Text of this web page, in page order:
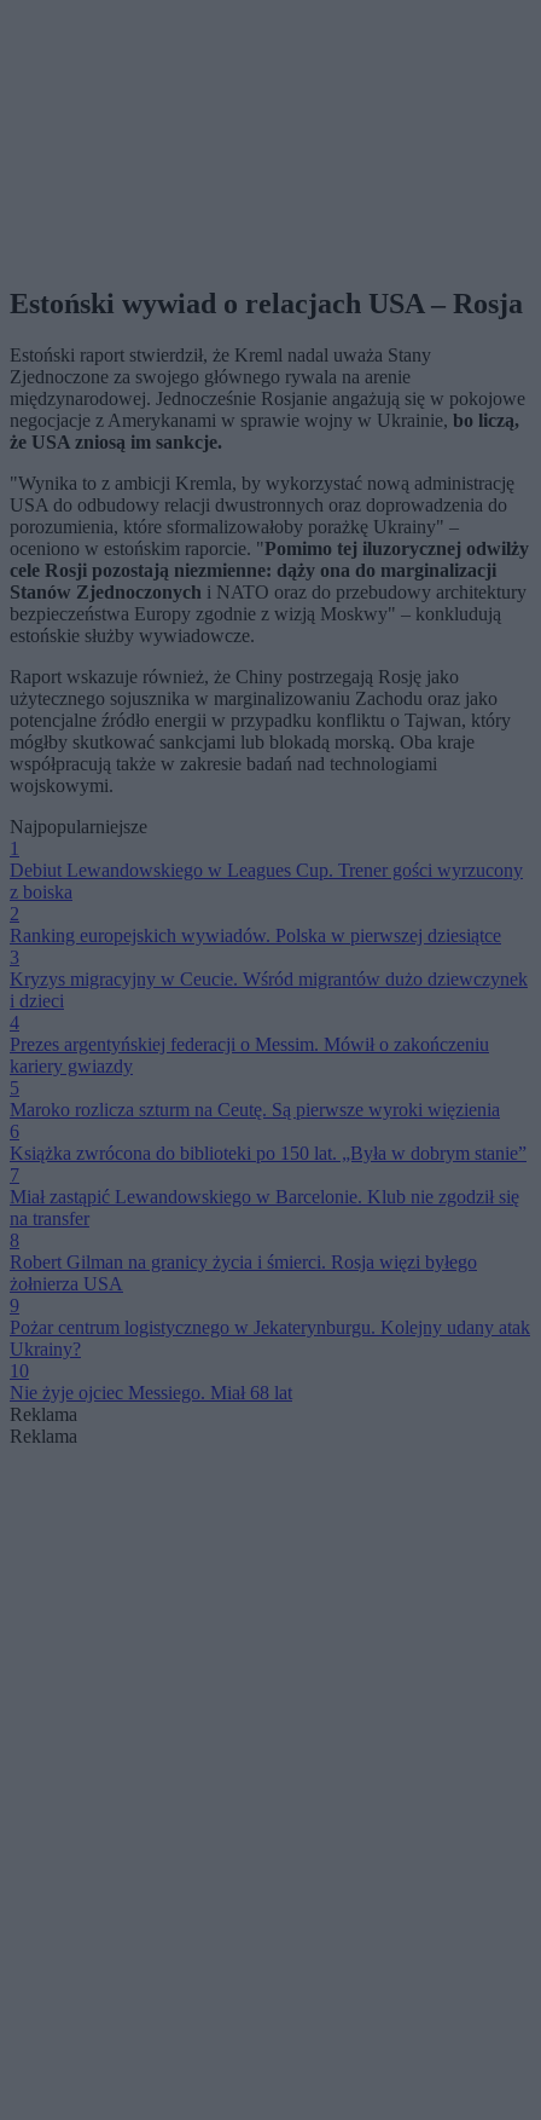
Estoński wywiad o relacjach USA – Rosja
Estoński raport stwierdził, że Kreml nadal uważa Stany
Zjednoczone za swojego głównego rywala na arenie
międzynarodowej. Jednocześnie Rosjanie angażują się w pokojowe
negocjacje z Amerykanami w sprawie wojny w Ukrainie, bo liczą,
że USA zniosą im sankcje.
"Wynika to z ambicji Kremla, by wykorzystać nową administrację
USA do odbudowy relacji dwustronnych oraz doprowadzenia do
porozumienia, które sformalizowałoby porażkę Ukrainy" –
oceniono w estońskim raporcie. "Pomimo tej iluzorycznej odwilży
cele Rosji pozostają niezmienne: dąży ona do marginalizacji
Stanów Zjednoczonych i NATO oraz do przebudowy architektury
bezpieczeństwa Europy zgodnie z wizją Moskwy" – konkludują
estońskie służby wywiadowcze.
Raport wskazuje również, że Chiny postrzegają Rosję jako
użytecznego sojusznika w marginalizowaniu Zachodu oraz jako
potencjalne źródło energii w przypadku konfliktu o Tajwan, który
mógłby skutkować sankcjami lub blokadą morską. Oba kraje
współpracują także w zakresie badań nad technologiami
wojskowymi.
Najpopularniejsze
1
Debiut Lewandowskiego w Leagues Cup. Trener gości wyrzucony
z boiska
2
Ranking europejskich wywiadów. Polska w pierwszej dziesiątce
3
Kryzys migracyjny w Ceucie. Wśród migrantów dużo dziewczynek
i dzieci
4
Prezes argentyńskiej federacji o Messim. Mówił o zakończeniu
kariery gwiazdy
5
Maroko rozlicza szturm na Ceutę. Są pierwsze wyroki więzienia
6
Książka zwrócona do biblioteki po 150 lat. „Była w dobrym stanie”
7
Miał zastąpić Lewandowskiego w Barcelonie. Klub nie zgodził się
na transfer
8
Robert Gilman na granicy życia i śmierci. Rosja więzi byłego
żołnierza USA
9
Pożar centrum logistycznego w Jekaterynburgu. Kolejny udany atak
Ukrainy?
10
Nie żyje ojciec Messiego. Miał 68 lat
Reklama
Reklama